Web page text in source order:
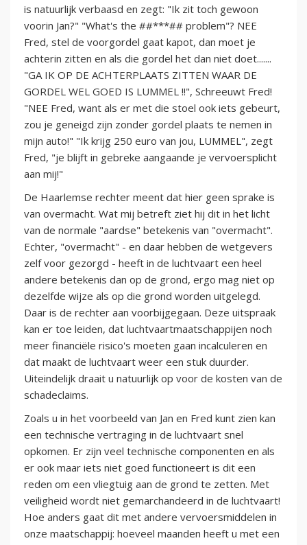
is natuurlijk verbaasd en zegt: "Ik zit toch gewoon
voorin Jan?" "What's the ##***## problem"? NEE
Fred, stel de voorgordel gaat kapot, dan moet je
achterin zitten en als die gordel het dan niet doet.......
"GA IK OP DE ACHTERPLAATS ZITTEN WAAR DE
GORDEL WEL GOED IS LUMMEL !!", Schreeuwt Fred!
"NEE Fred, want als er met die stoel ook iets gebeurt,
zou je geneigd zijn zonder gordel plaats te nemen in
mijn auto!" "Ik krijg 250 euro van jou, LUMMEL", zegt
Fred, "je blijft in gebreke aangaande je vervoersplicht
aan mij!"
De Haarlemse rechter meent dat hier geen sprake is
van overmacht. Wat mij betreft ziet hij dit in het licht
van de normale "aardse" betekenis van "overmacht".
Echter, "overmacht" - en daar hebben de wetgevers
zelf voor gezorgd - heeft in de luchtvaart een heel
andere betekenis dan op de grond, ergo mag niet op
dezelfde wijze als op die grond worden uitgelegd.
Daar is de rechter aan voorbijgegaan. Deze uitspraak
kan er toe leiden, dat luchtvaartmaatschappijen noch
meer financiële risico's moeten gaan incalculeren en
dat maakt de luchtvaart weer een stuk duurder.
Uiteindelijk draait u natuurlijk op voor de kosten van de
schadeclaims.
Zoals u in het voorbeeld van Jan en Fred kunt zien kan
een technische vertraging in de luchtvaart snel
opkomen. Er zijn veel technische componenten en als
er ook maar iets niet goed functioneert is dit een
reden om een vliegtuig aan de grond te zetten. Met
veiligheid wordt niet gemarchandeerd in de luchtvaart!
Hoe anders gaat dit met andere vervoersmiddelen in
onze maatschappij: hoeveel maanden heeft u met een